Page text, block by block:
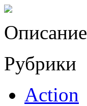
Описание
Рубрики
Action